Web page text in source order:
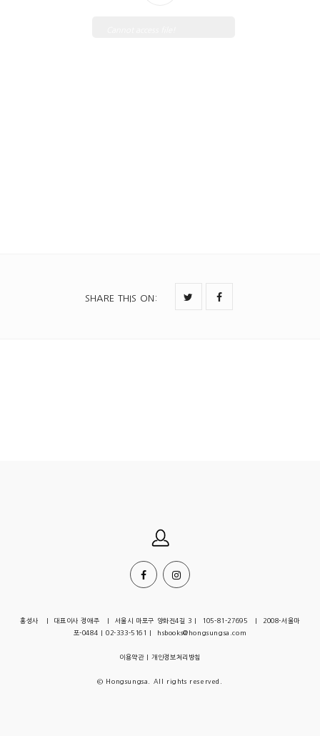
SHARE THIS ON :
홍성사 | 대표이사 정애주 | 서울시 마포구 양화진4길 3 | 105-81-27695 | 2008-서울마
포-0484 | 02-333-5161 | hsbooks@hongsungsa.com
이용약관|개인정보처리방침
© Hongsungsa. All rights reserved.